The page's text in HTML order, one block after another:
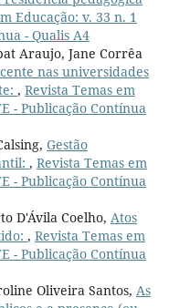
Educação: v. 33 n. 1
- Qualis A4
Araujo, Jane Corrêa
nas universidades
, Revista Temas em
- Publicação Contínua
Gestão
, Revista Temas em
- Publicação Contínua
D'Ávila Coelho, Atos
, Revista Temas em
- Publicação Contínua
Oliveira Santos, As